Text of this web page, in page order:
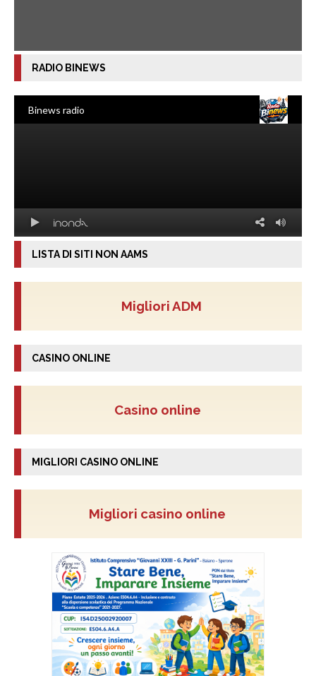
RADIO BINEWS
LISTA DI SITI NON AAMS
Migliori ADM
CASINO ONLINE
Casino online
MIGLIORI CASINO ONLINE
Migliori casino online